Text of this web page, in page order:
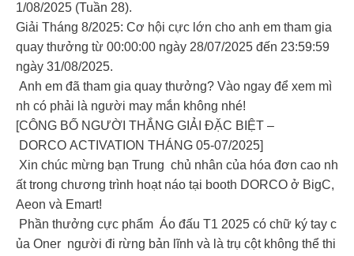
1/08/2025 (Tuần 28).
Giải Tháng 8/2025: Cơ hội cực lớn cho anh em tham gia
quay thưởng từ 00:00:00 ngày 28/07/2025 đến 23:59:59
ngày 31/08/2025.
Anh em đã tham gia quay thưởng? Vào ngay để xem mì
nh có phải là người may mắn không nhé!
[CÔNG BỐ NGƯỜI THẮNG GIẢI ĐẶC BIỆT –
DORCO ACTIVATION THÁNG 05-07/2025]
Xin chúc mừng bạn Trung chủ nhân của hóa đơn cao nh
ất trong chương trình hoạt náo tại booth DORCO ở BigC,
Aeon và Emart!
Phần thưởng cực phẩm Áo đấu T1 2025 có chữ ký tay c
ủa Oner người đi rừng bản lĩnh và là trụ cột không thể thi